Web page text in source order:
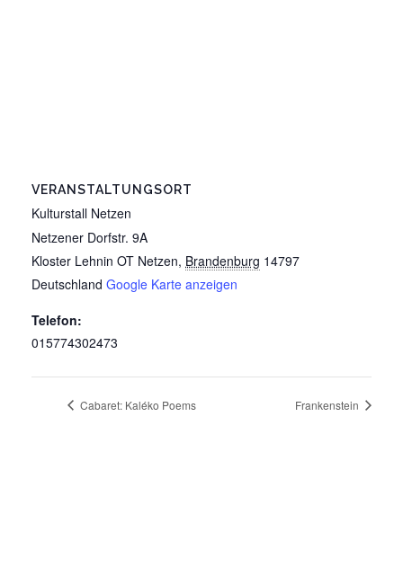
VERANSTALTUNGSORT
Kulturstall Netzen
Netzener Dorfstr. 9A
Kloster Lehnin OT Netzen, Brandenburg 14797
Deutschland Google Karte anzeigen
Telefon:
015774302473
Cabaret: Kaléko Poems Frankenstein